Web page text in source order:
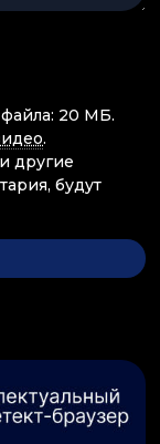
20 МБ.
.
другие
будут